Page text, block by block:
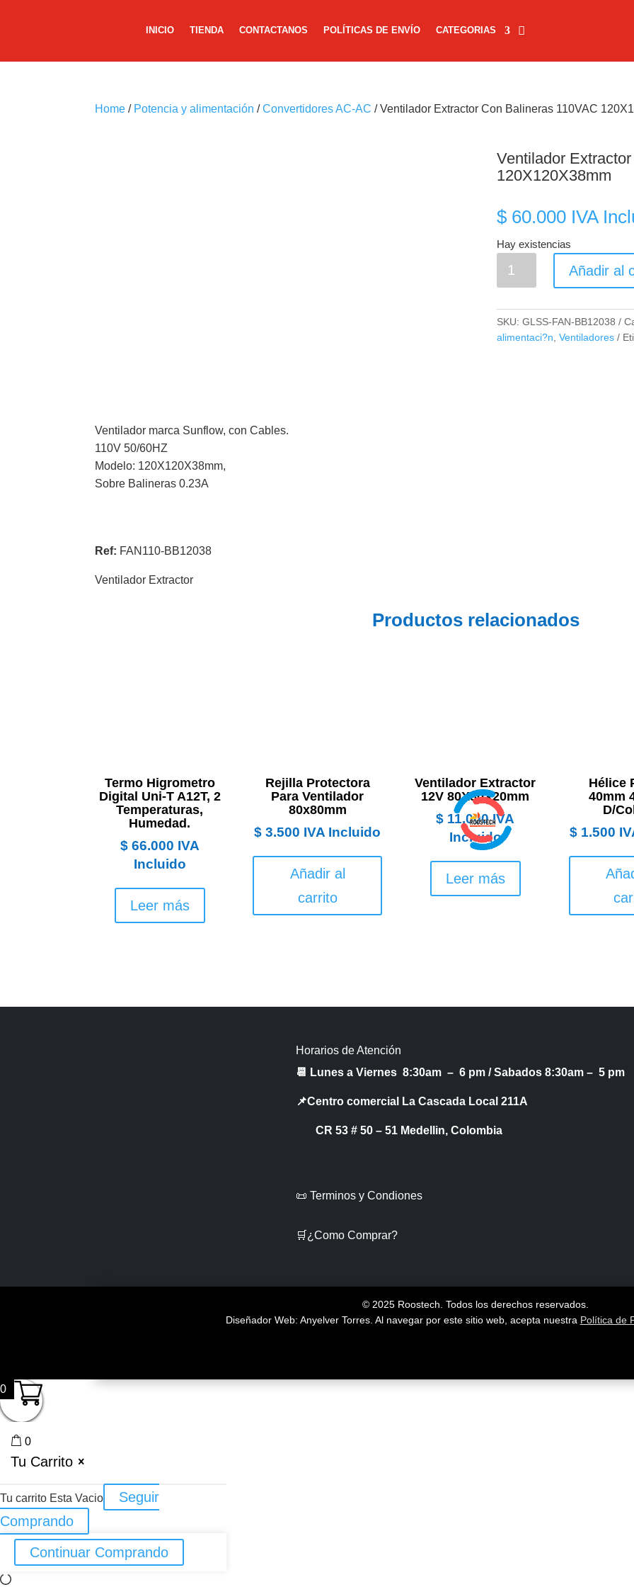
INICIO TIENDA CONTACTANOS POLÍTICAS DE ENVÍO CATEGORIAS
Home / Potencia y alimentación /Convertidores AC-AC / Ventilador Extractor Con Balineras 110VAC
Ventilador
120X120X38mm
$60.000 IVA
Hay existencias
Extractor
110VAC
Añadir al
SKU: GLSS-FAN-BB12038
alimentaci?n Ventiladores
Ventilador marca Sunflow, con Cables.
110V 50/60HZ
Modelo: 120X120X38mm,
Sobre Balineras 0.23A
Ref: FAN110-BB12038
Ventilador Extractor
Productos relacionados
Termo Higrometro
Digital Uni-T A12T, 2
Temperaturas,
Humedad.
$66.000 IVA
Incluido
Leer más
Rejilla Protectora
Para Ventilador
80x80mm
$ 3.500 IVA Incluido
Añadir al
carrito
Ventilador Extractor
12V 80X80X20mm
$ 11.000 IVA
Incluido
Leer más
Hélice
40mm
D/
$ 1.500
Horarios de Atención
📆 Lunes a Viernes 8:30am – 6 pm /Sabados 8:30am – 5 pm
📌Centro comercial La Cascada Local 211A
CR 53 # 50 – 51 Medellin, Colombia
📜 Terminos y Condiones
🛒¿Como Comprar?
© 2025 Roostech. Todos los derechos reservados.
Diseñador Web: Anyelver Torres. Al navegar por este sitio web, acepta nuestra Política de
0
0
Tu Carrito
Tu carrito Esta Vacio
Seguir
Comprando
Continuar Comprando